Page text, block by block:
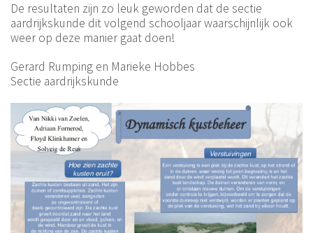
De resultaten zijn zo leuk geworden dat de sectie
aardrijkskunde dit volgend schooljaar waarschijnlijk ook
weer op deze manier gaat doen!
Gerard Rumping en Marieke Hobbes
Sectie aardrijkskunde